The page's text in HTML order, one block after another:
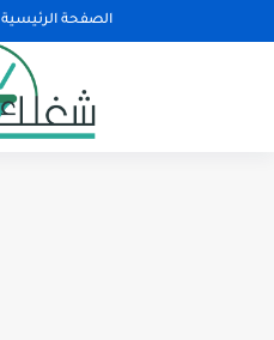
الصفحة الرئيسية